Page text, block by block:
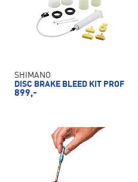
SHIMANO
DISC BRAKE BLEED KIT PROF
899,-